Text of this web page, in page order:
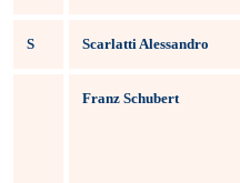
S Scarlatti Alessandro
Franz Schubert